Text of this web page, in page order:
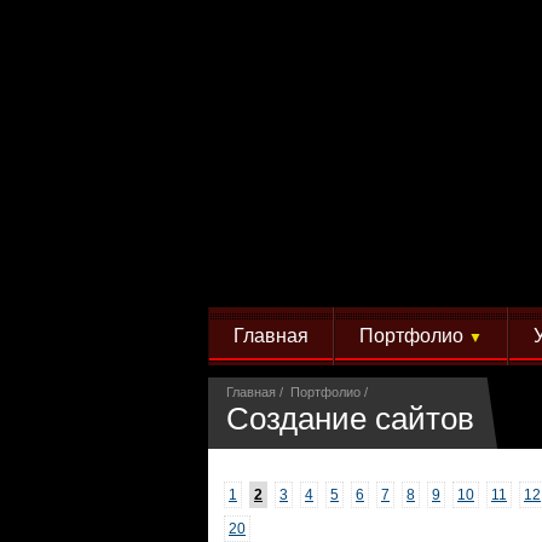
Главная Портфолио ▼
Главная Портфолио
Создание сайтов
1 2 3 4 5 6 7 8 9 10 11
12
20